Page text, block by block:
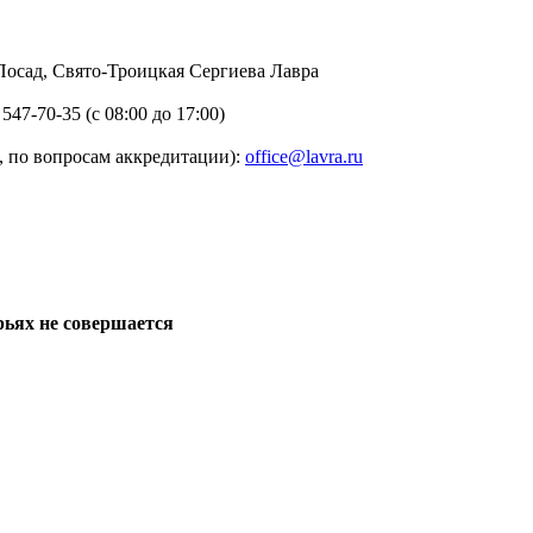
Свято-Троицкая Сергиева Лавра
70-35 (с 08:00 до 17:00)
вопросам аккредитации): office@lavra.ru
не совершается